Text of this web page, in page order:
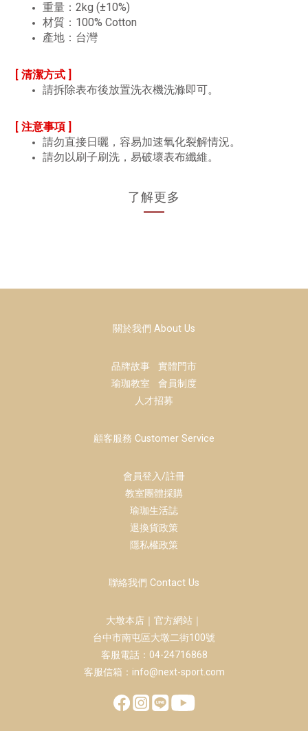
重量：2kg (±10%)
材質：100% Cotton
產地：台灣
[ 清潔方式 ]
請拆除表布後放置洗衣機洗滌即可。
[ 注意事項 ]
請勿直接日曬，容易加速氧化裂解情況。
請勿以刷子刷洗，易破壞表布纖維。
了解更多
關於我們 About Us
品牌故事 實體門市
瑜珈教室 會員制度
人才招募
顧客服務 Customer Service
會員登入/註冊
教室團體採購
瑜珈生活誌
退換貨政策
隱私權政策
聯絡我們 Contact Us
大墩本店｜官方網站｜
台中市南屯區大墩二街100號
客服電話：04-24716868
客服信箱：info@next-sport.com